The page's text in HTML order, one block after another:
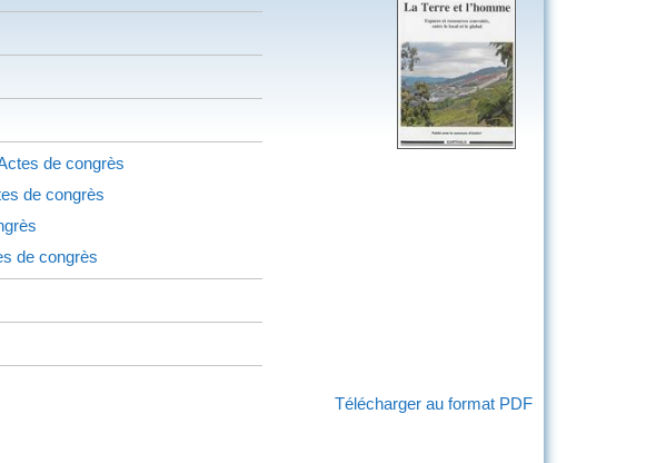
de congrès
de congrès
de congrès
Télécharger au format PDF